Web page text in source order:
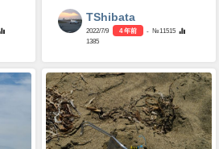
TShibata
2022/7/9 4 年前
- №11515
1385